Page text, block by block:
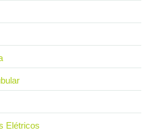
Elétricos